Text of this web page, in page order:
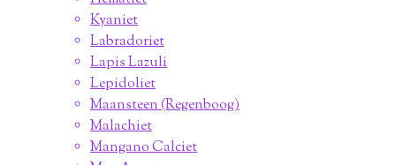
Kyaniet
Labradoriet
Lapis Lazuli
Lepidoliet
Maansteen (Regenboog)
Malachiet
Mangano Calciet